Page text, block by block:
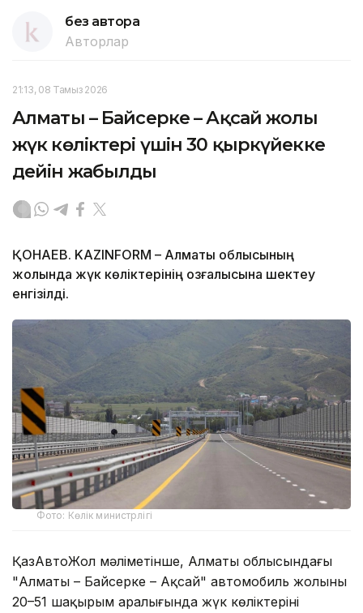
без автора
Авторлар
21:13, 08 Тамыз 2026
Алматы – Байсерке – Ақсай жолы
жүк көліктері үшін 30 қыркүйекке
дейін жабылды
ҚОНАЕВ. KAZINFORM – Алматы облысының
жолында жүк көліктерінің қозғалысына шектеу
енгізілді.
Фото: Көлік министрлігі
ҚазАвтоЖол мәліметінше, Алматы облысындағы
"Алматы – Байсерке – Ақсай" автомобиль жолының
20–51 шақырым аралығында жүк көліктерінің